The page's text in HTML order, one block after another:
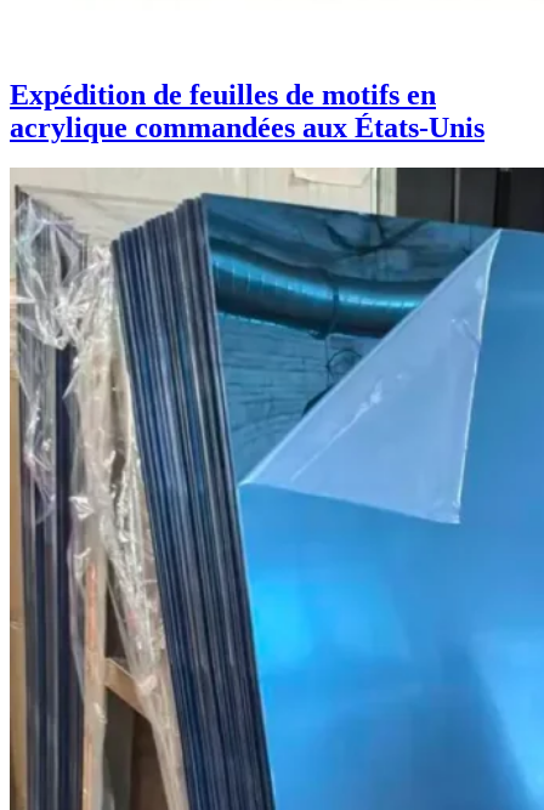
Expédition de feuilles de motifs en
acrylique commandées aux États-Unis